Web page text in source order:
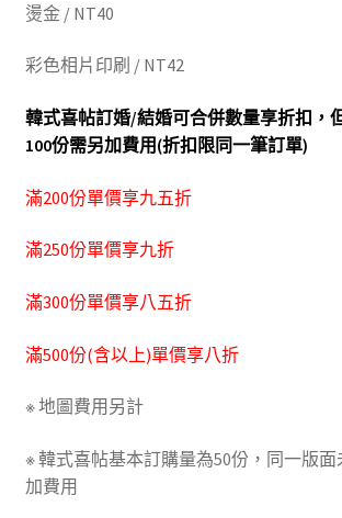
燙金 / NT40
彩色相片印刷 / NT42
韓式喜帖訂婚/結婚可合併數量享折扣，
100份需另加費用(折扣限同一筆訂單)
滿200份單價享九五折
滿250份單價享九折
滿300份單價享八五折
滿500份(含以上)單價享八折
※ 地圖費用另計
※ 韓式喜帖基本訂購量為50份，同一版面
加費用